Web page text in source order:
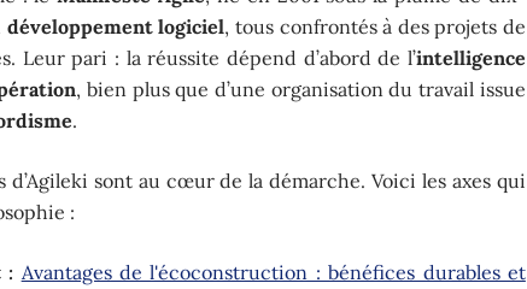
développement logiciel, tous confrontés à des projets de
Leur pari : la réussite dépend d’abord de l’intelligence
, bien plus que d’une organisation du travail issue
.
d’Agileki sont au cœur de la démarche. Voici les axes qui
:
: Avantages de l'écoconstruction : bénéfices durables et